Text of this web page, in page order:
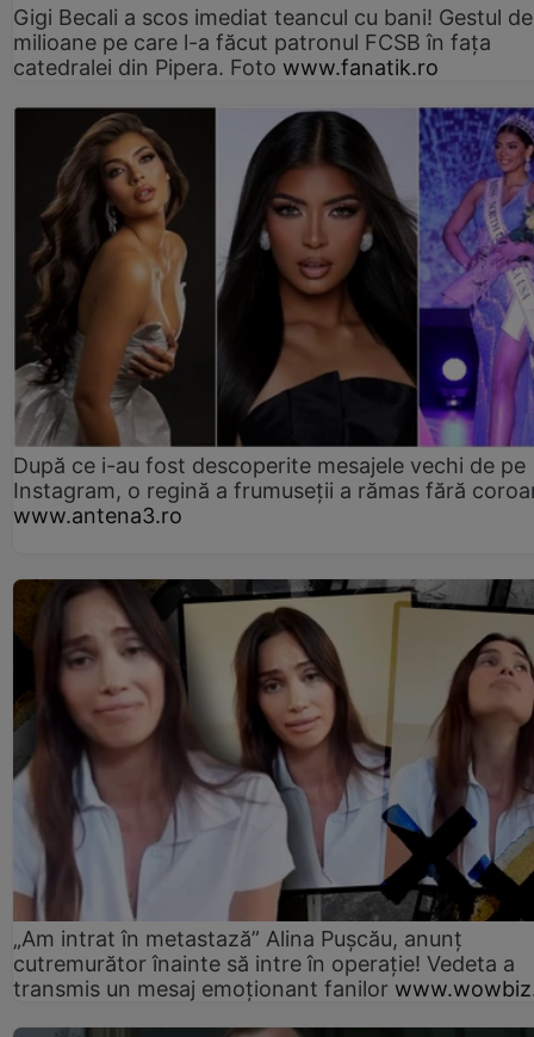
Gigi Becali a scos imediat teancul cu bani! Gestul de
milioane pe care l-a făcut patronul FCSB în fața
catedralei din Pipera. Foto www.fanatik.ro
După ce i-au fost descoperite mesajele vechi de pe
Instagram, o regină a frumuseții a rămas fără
www.antena3.ro
„Am intrat în metastază” Alina Pușcău, anunț
cutremurător înainte să intre în operație! Vedeta a
transmis un mesaj emoționant fanilor